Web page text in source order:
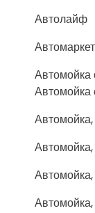
Автолайф
Автомаркет
Автомойка
Автомойка